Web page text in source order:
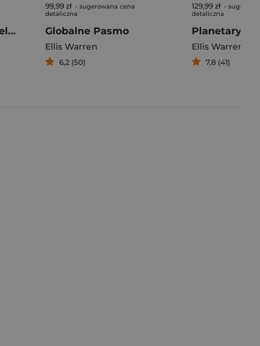
Thunderbolts. Marvel Classic
99,99 zł - sugerowana cena
detaliczna
Globalne Pasmo
Ellis Warren
6,2 (50)
129,99 zł -
detaliczna
Planetary
Ellis Warren
7,8 (41)